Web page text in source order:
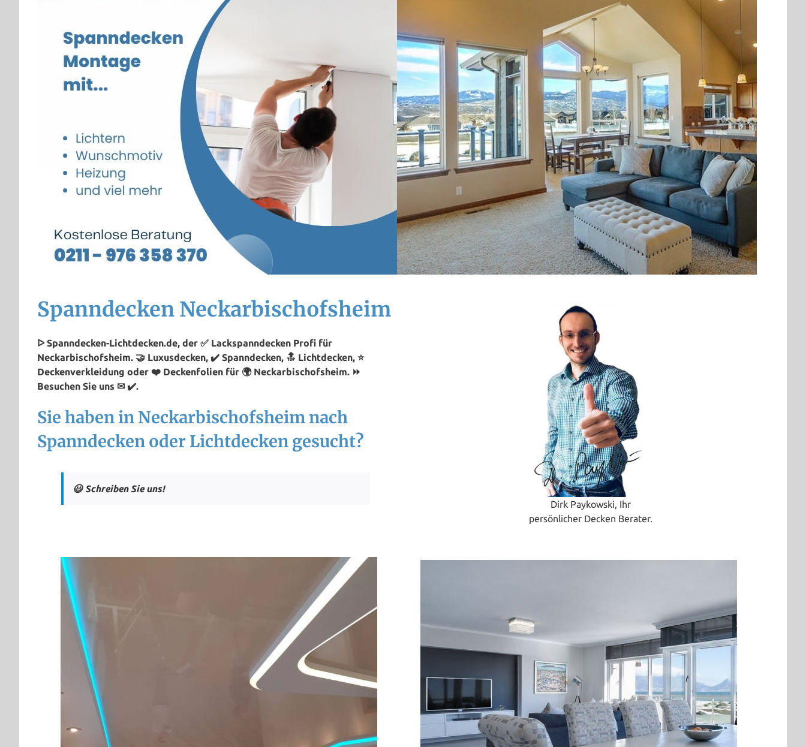
Spanndecken Neckarbischofsheim
ᐅ Spanndecken-Lichtdecken.de, der ✅ Lackspanndecken Profi für
Neckarbischofsheim. 🤝 Luxusdecken, ✔️ Spanndecken, 🔝 Lichtdecken, ⭐
Deckenverkleidung oder ❤️ Deckenfolien für 🌍 Neckarbischofsheim. ⏩
Besuchen Sie uns ✉ ✔️.
Sie haben in Neckarbischofsheim nach
Spanndecken oder Lichtdecken gesucht?
😃 Schreiben Sie uns!
Dirk Paykowski, Ihr
persönlicher Decken Berater.